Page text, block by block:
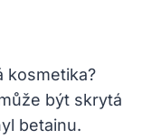
kosmetika?
být skrytá
betainu.